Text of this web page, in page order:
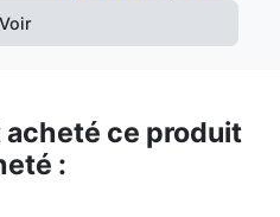
Voir
ce produit
: